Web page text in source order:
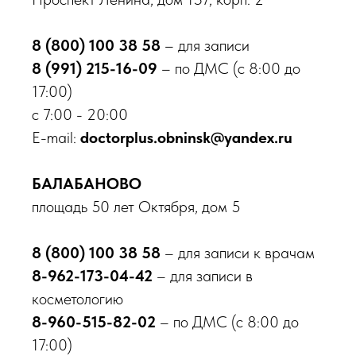
8 (800) 100 38 58 – для записи
8 (991) 215-16-09 – по ДМС (с 8:00 до
17:00)
с 7:00 - 20:00
E-mail: doctorplus.obninsk@yandex.ru
БАЛАБАНОВО
площадь 50 лет Октября, дом 5
8 (800) 100 38 58 – для записи к врачам
8-962-173-04-42 – для записи в
косметологию
8-960-515-82-02 – по ДМС (с 8:00 до
17:00)
Направления
Лечение по ОМС
Налоговый вычет
Доступная среда
ЛОР центр
Центр травматологии
Центр диагностики
Стоматологический центр